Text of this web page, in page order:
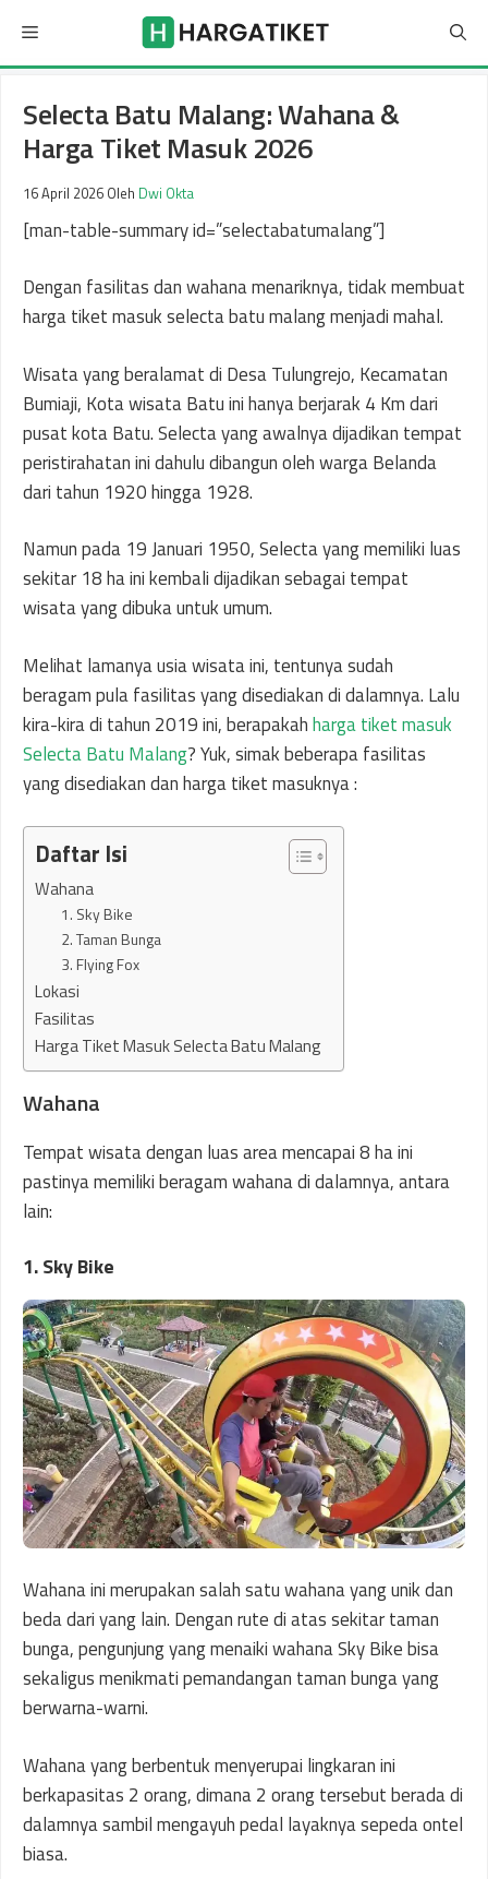
isi
Menu
Selecta Batu Malang: Wahana &
Harga Tiket Masuk 2026
16 April 2026 Oleh Dwi Okta
[man-table-summary id=”selectabatumalang”]
Dengan fasilitas dan wahana menariknya, tidak membuat
harga tiket masuk selecta batu malang menjadi mahal.
Wisata yang beralamat di Desa Tulungrejo, Kecamatan
Bumiaji, Kota wisata Batu ini hanya berjarak 4 Km dari
pusat kota Batu. Selecta yang awalnya dijadikan tempat
peristirahatan ini dahulu dibangun oleh warga Belanda
dari tahun 1920 hingga 1928.
Namun pada 19 Januari 1950, Selecta yang memiliki luas
sekitar 18 ha ini kembali dijadikan sebagai tempat
wisata yang dibuka untuk umum.
Melihat lamanya usia wisata ini, tentunya sudah
beragam pula fasilitas yang disediakan di dalamnya. Lalu
kira-kira di tahun 2019 ini, berapakahharga tiket masuk
Selecta Batu Malang? Yuk, simak beberapa fasilitas
yang disediakan dan harga tiket masuknya :
Daftar Isi
Wahana
1. Sky Bike
2. Taman Bunga
3. Flying Fox
Lokasi
Fasilitas
Harga Tiket Masuk Selecta Batu Malang
Wahana
Tempat wisata dengan luas area mencapai 8 ha ini
pastinya memiliki beragam wahana di dalamnya, antara
lain:
1. Sky Bike
Wahana ini merupakan salah satu wahana yang unik dan
beda dari yang lain. Dengan rute di atas sekitar taman
bunga, pengunjung yang menaiki wahana Sky Bike bisa
sekaligus menikmati pemandangan taman bunga yang
berwarna-warni.
Wahana yang berbentuk menyerupai lingkaran ini
berkapasitas 2 orang, dimana 2 orang tersebut berada di
dalamnya sambil mengayuh pedal layaknya sepeda ontel
biasa.